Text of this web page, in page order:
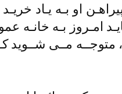
او بـه یـاد
امـروز بـه خانـه
مــی شــوید